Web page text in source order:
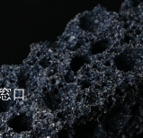
口